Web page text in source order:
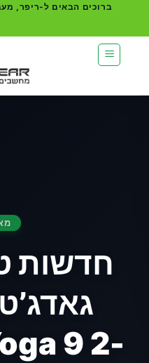
content
ברוכים הבאים ל-ריפר,
חדשות
9 2-